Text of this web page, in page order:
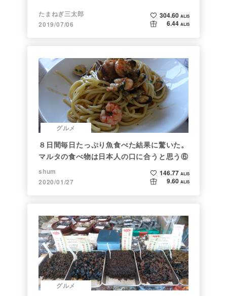
たまねぎ三太郎
2019/07/06
304.60 ALIS
6.44 ALIS
グルメ
８日間毎日たっぷり魚食べた結果に驚いた。
マルタの食べ物は日本人の口に合うと思う⑥
shum
2020/01/27
146.77 ALIS
9.60 ALIS
グルメ